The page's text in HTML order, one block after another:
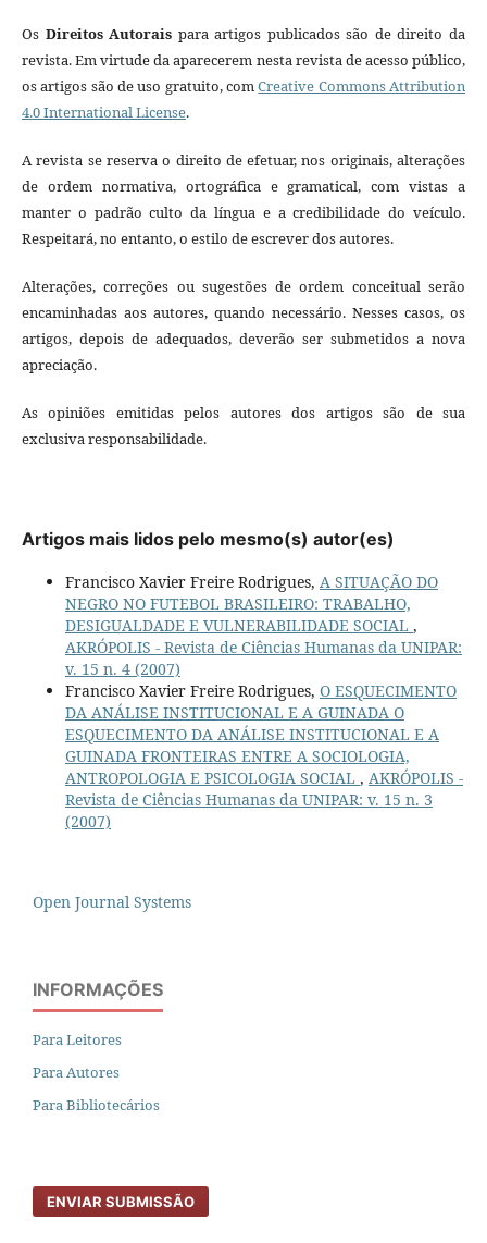
Os Direitos Autorais para artigos publicados são de direito da
revista. Em virtude da aparecerem nesta revista de acesso público,
os artigos são de uso gratuito, comCreative Commons Attribution
4.0 International License.
A revista se reserva o direito de efetuar, nos originais, alterações
de ordem normativa, ortográfica e gramatical, com vistas a
manter o padrão culto da língua e a credibilidade do veículo.
Respeitará, no entanto, o estilo de escrever dos autores.
Alterações, correções ou sugestões de ordem conceitual serão
encaminhadas aos autores, quando necessário. Nesses casos, os
artigos, depois de adequados, deverão ser submetidos a nova
apreciação.
As opiniões emitidas pelos autores dos artigos são de sua
exclusiva responsabilidade.
Artigos mais lidos pelo mesmo(s) autor(es)
Francisco Xavier Freire Rodrigues, A SITUAÇÃO DO
NEGRO NO FUTEBOL BRASILEIRO: TRABALHO,
DESIGUALDADE E VULNERABILIDADE SOCIAL ,
AKRÓPOLIS - Revista de Ciências Humanas da UNIPAR:
v. 15 n. 4 (2007)
Francisco Xavier Freire Rodrigues, O ESQUECIMENTO
DA ANÁLISE INSTITUCIONAL E A GUINADA O
ESQUECIMENTO DA ANÁLISE INSTITUCIONAL E A
GUINADA FRONTEIRAS ENTRE A SOCIOLOGIA,
ANTROPOLOGIA E PSICOLOGIA SOCIAL , AKRÓPOLIS -
Revista de Ciências Humanas da UNIPAR: v. 15 n. 3
(2007)
Open Journal Systems
INFORMAÇÕES
Para Leitores
Para Autores
Para Bibliotecários
ENVIAR SUBMISSÃO